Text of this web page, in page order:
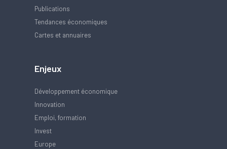
Publications
Tendances économiques
Cartes et annuaires
Enjeux
Développement économique
Innovation
Emploi, formation
Invest
Europe